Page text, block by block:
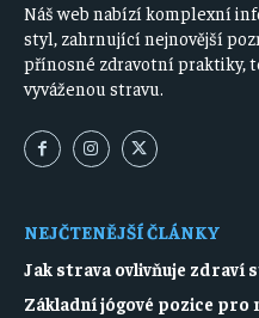
Náš web nabízí komplexní
styl, zahrnující nejnovější
přínosné zdravotní praktiky,
vyváženou stravu.
NEJČTENĚJŠÍ ČLÁNKY
Jak strava ovlivňuje zdraví
Základní jógové pozice pro